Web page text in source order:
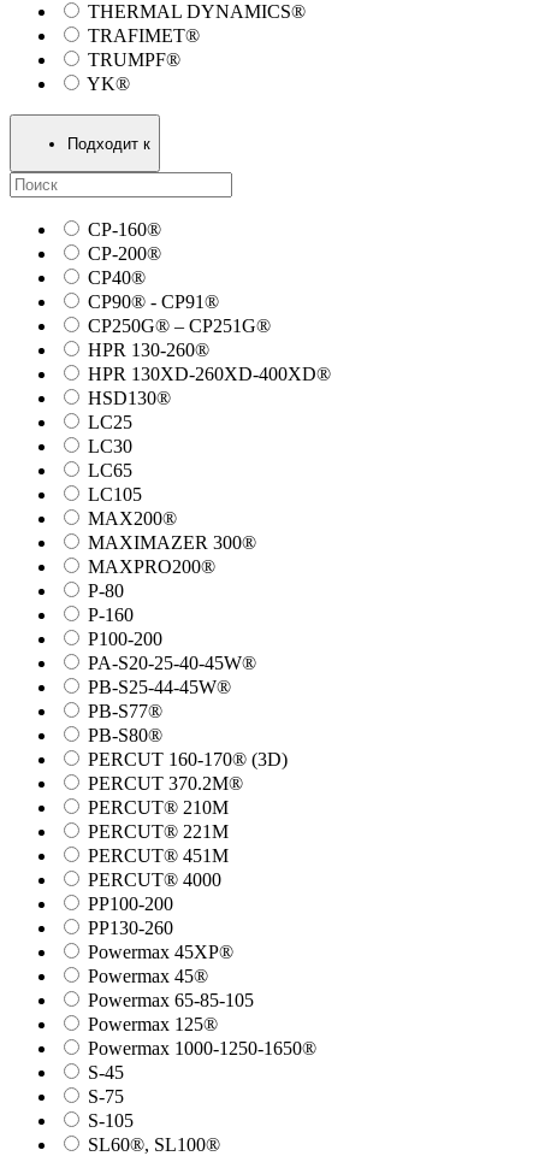
THERMAL DYNAMICS®
TRAFIMET®
TRUMPF®
YK®
Подходит к
CP-160®
CP-200®
CP40®
CP90® - СP91®
CP250G® – CP251G®
HPR 130-260®
HPR 130XD-260XD-400XD®
HSD130®
LC25
LC30
LC65
LC105
MAX200®
MAXIMAZER 300®
MAXPRO200®
P-80
P-160
P100-200
PA-S20-25-40-45W®
PB-S25-44-45W®
PB-S77®
PB-S80®
PERCUT 160-170® (3D)
PERCUT 370.2M®
PERCUT® 210M
PERCUT® 221M
PERCUT® 451M
PERCUT® 4000
PP100-200
PP130-260
Powermax 45XP®
Powermax 45®
Powermax 65-85-105
Powermax 125®
Powermax 1000-1250-1650®
S-45
S-75
S-105
SL60®, SL100®